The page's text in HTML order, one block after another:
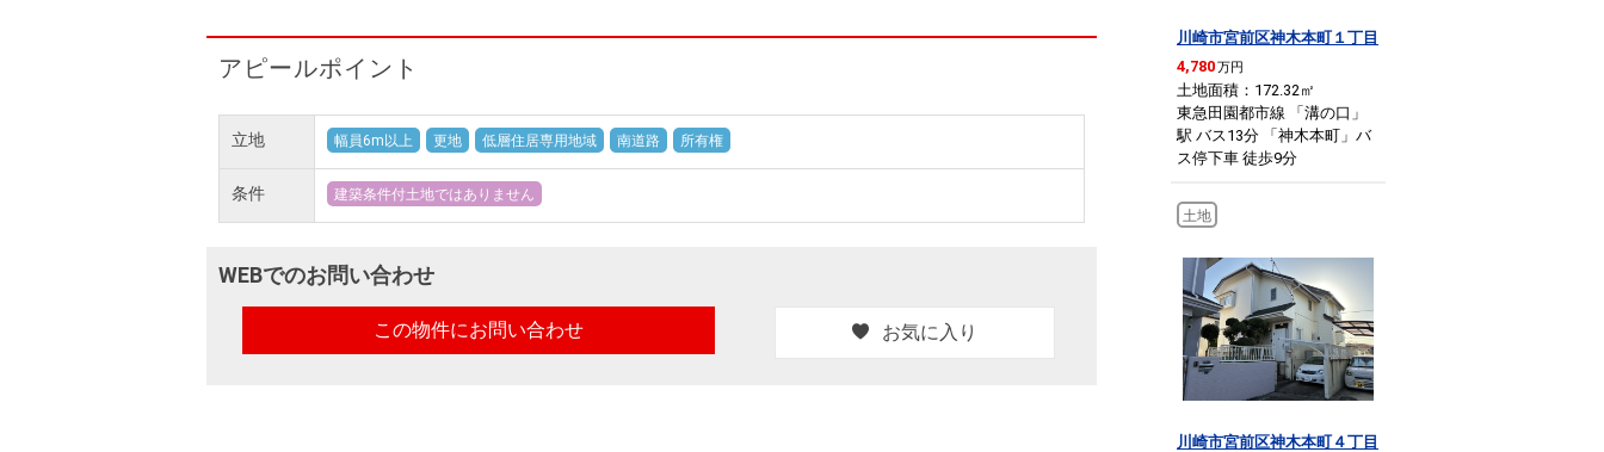
川崎市宮前区神木本町１丁目
4,780万円
土地面積：172.32㎡
東急田園都市線 「溝の口」
駅 バス13分 「神木本町」バ
ス停下車 徒歩9分
土地
川崎市宮前区神木本町４丁目
アピールポイント
立地 幅員6m以上 更地 低層住居専用地域 南道路 所有権
条件 建築条件付土地ではありません
WEBでのお問い合わせ
この物件にお問い合わせ お気に入り